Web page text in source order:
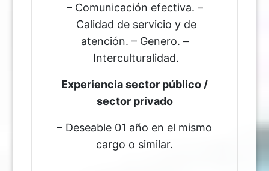
– Comunicación efectiva. –
Calidad de servicio y de
atención. – Genero. –
Interculturalidad.
Experiencia sector público /
sector privado
– Deseable 01 año en el mismo
cargo o similar.